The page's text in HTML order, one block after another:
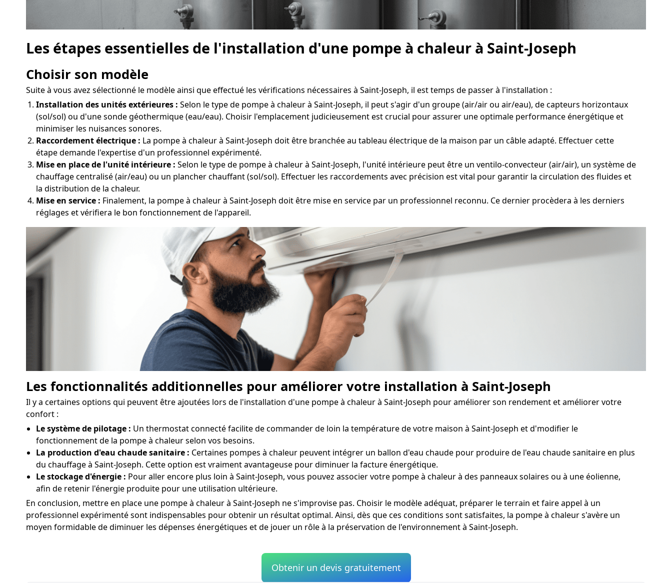
Les étapes essentielles de l'installation d'une pompe à chaleur à Saint-Joseph
Choisir son modèle
Suite à vous avez sélectionné le modèle ainsi que effectué les vérifications nécessaires à Saint-Joseph, il est temps de passer à l'installation :
Installation des unités extérieures : Selon le type de pompe à chaleur à Saint-Joseph, il peut s'agir d'un groupe (air/air ou air/eau), de capteurs horizontaux
(sol/sol) ou d'une sonde géothermique (eau/eau). Choisir l'emplacement judicieusement est crucial pour assurer une optimale performance énergétique et
minimiser les nuisances sonores.
Raccordement électrique : La pompe à chaleur à Saint-Joseph doit être branchée au tableau électrique de la maison par un câble adapté. Effectuer cette
étape demande l'expertise d'un professionnel expérimenté.
Mise en place de l'unité intérieure : Selon le type de pompe à chaleur à Saint-Joseph, l'unité intérieure peut être un ventilo-convecteur (air/air), un système de
chauffage centralisé (air/eau) ou un plancher chauffant (sol/sol). Effectuer les raccordements avec précision est vital pour garantir la circulation des fluides et
la distribution de la chaleur.
Mise en service : Finalement, la pompe à chaleur à Saint-Joseph doit être mise en service par un professionnel reconnu. Ce dernier procèdera à les derniers
réglages et vérifiera le bon fonctionnement de l'appareil.
Les fonctionnalités additionnelles pour améliorer votre installation à Saint-Joseph
Il y a certaines options qui peuvent être ajoutées lors de l'installation d'une pompe à chaleur à Saint-Joseph pour améliorer son rendement et améliorer votre
confort :
Le système de pilotage : Un thermostat connecté facilite de commander de loin la température de votre maison à Saint-Joseph et d'modifier le
fonctionnement de la pompe à chaleur selon vos besoins.
La production d'eau chaude sanitaire : Certaines pompes à chaleur peuvent intégrer un ballon d'eau chaude pour produire de l'eau chaude sanitaire en plus
du chauffage à Saint-Joseph. Cette option est vraiment avantageuse pour diminuer la facture énergétique.
Le stockage d'énergie : Pour aller encore plus loin à Saint-Joseph, vous pouvez associer votre pompe à chaleur à des panneaux solaires ou à une éolienne,
afin de retenir l'énergie produite pour une utilisation ultérieure.
En conclusion, mettre en place une pompe à chaleur à Saint-Joseph ne s'improvise pas. Choisir le modèle adéquat, préparer le terrain et faire appel à un
professionnel expérimenté sont indispensables pour obtenir un résultat optimal. Ainsi, dès que ces conditions sont satisfaites, la pompe à chaleur s'avère un
moyen formidable de diminuer les dépenses énergétiques et de jouer un rôle à la préservation de l'environnement à Saint-Joseph.
Obtenir un devis gratuitement